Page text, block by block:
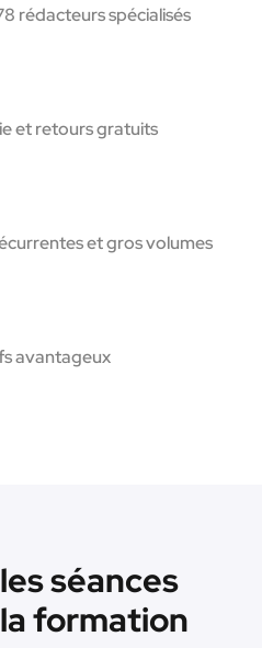
rédacteurs spécialisés
et retours gratuits
et gros volumes
avantageux
séances
formation